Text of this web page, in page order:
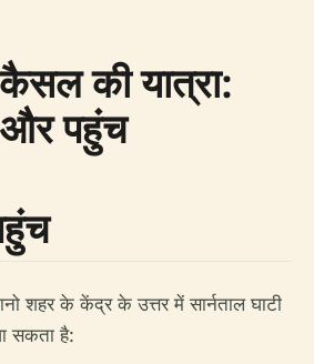
की यात्रा:
पहुंच
शहर के केंद्र के उत्तर में सार्नताल घाटी
सकता है: